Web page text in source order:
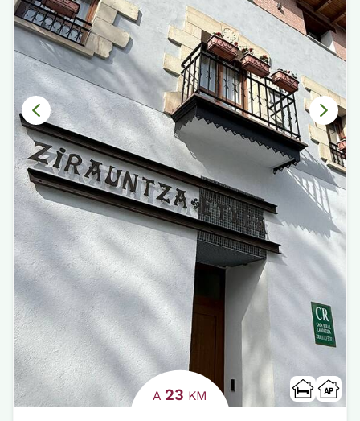
A 23 KM